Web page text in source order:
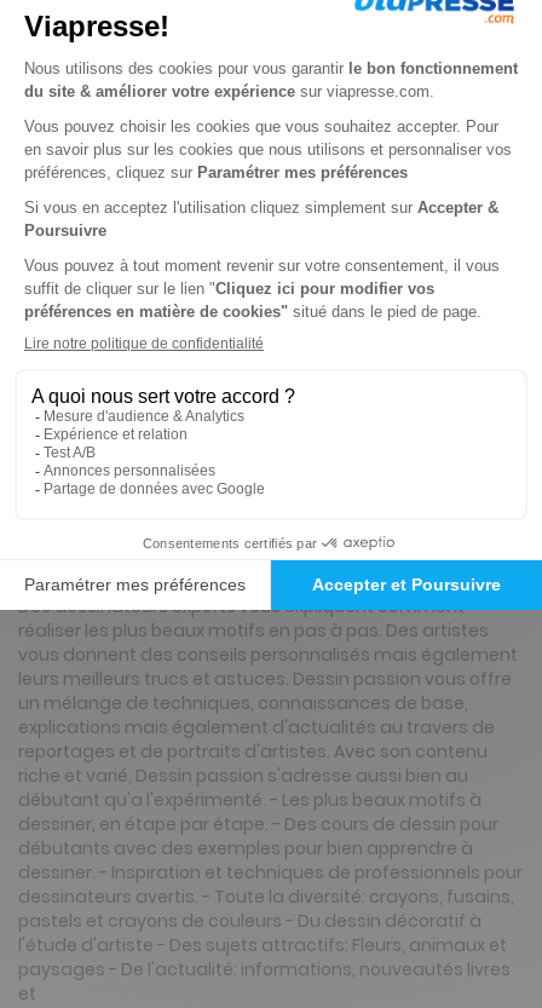
Tarif France métropolitaine
Renouvellement à date d’anniversaire
-9%
Abonnement Durée libre
Papier
5€90 Tarif Kiosque : 6€50
Prix par n°
Tarif France métropolitaine
Note :
les codes promotionnels ne sont pas
valables sur ce titre.
Présentation du magazine Dessin passion
Le nouveau magazine du dessin pour tous. Pour tous ceux
qui veulent apprendre ou progresser dans l'art du dessin.
Des dessinateurs experts vous expliquent comment
réaliser les plus beaux motifs en pas à pas. Des artistes
vous donnent des conseils personnalisés mais également
leurs meilleurs trucs et astuces. Dessin passion vous offre
un mélange de techniques, connaissances de base,
explications mais également d'actualités au travers de
reportages et de portraits d'artistes. Avec son contenu
riche et varié, Dessin passion s'adresse aussi bien au
débutant qu'a l'expérimenté. - Les plus beaux motifs à
dessiner, en étape par étape. - Des cours de dessin pour
débutants avec des exemples pour bien apprendre à
dessiner. - Inspiration et techniques de professionnels pour
dessinateurs avertis. - Toute la diversité: crayons, fusains,
pastels et crayons de couleurs - Du dessin décoratif à
l'étude d'artiste - Des sujets attractifs: Fleurs, animaux et
paysages - De l'actualité: informations, nouveautés livres
et